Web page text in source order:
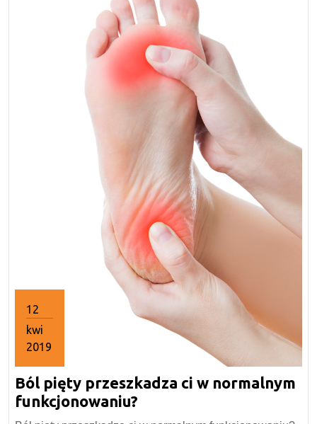
12
kwi
2019
kwietnia
2019
Ból pięty przeszkadza ci w normalnym
funkcjonowaniu?